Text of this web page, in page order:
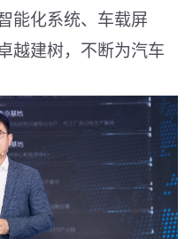
能化系统、车载屏
越建树，不断为汽车